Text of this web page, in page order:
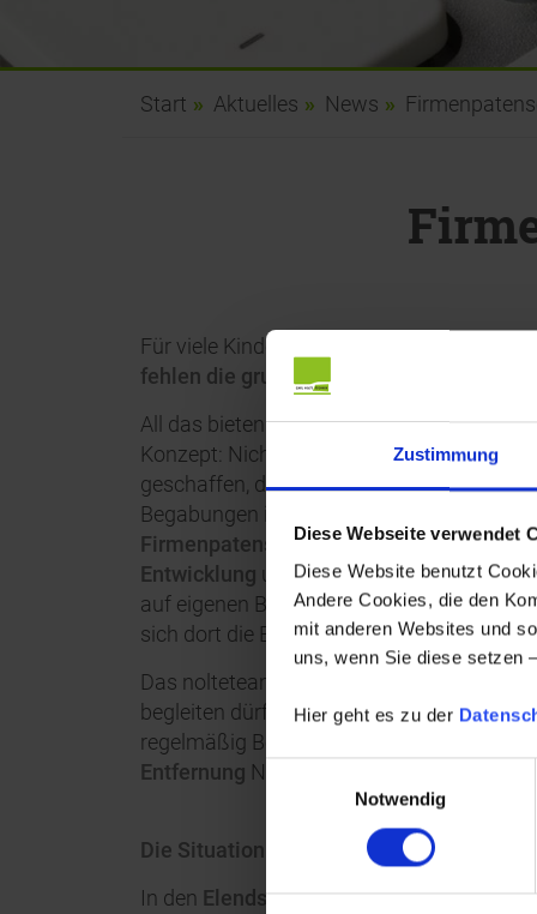
Zustimmung
Diese Webseite verwendet
Diese Website benutzt
Andere Cookies, die den
mit anderen Websites und
uns, wenn Sie diese setzen
Hier geht es zu der
Notwendig
Start Aktuelles News
Für viele Kinder auf dieser Welt ist ein
fehlen die grundlegenden Bedingungen
All das bieten dieSOS-Kinderdörfer
Konzept: Nicht nur die Grundbedürfnisse
geschaffen, das die Basis für eine
Begabungen ist. Deshalb unterstützen wir
Firmenpatenschaft- und das schon seit
Entwicklung unserer bisherigen
auf eigenen Beinen stehen bzw. zum Teil
sich dort die Bedingungen verbessert
Das nolteteam setzt sein Engagement mit
begleiten dürfen, einem neunjährigen
regelmäßig Berichte über das Leben des
Entfernung Nähe schaffen. Z. B. die
Die Situation in Dakar (Senegal), wo
In den Elendsviertelnam Stadtrand von